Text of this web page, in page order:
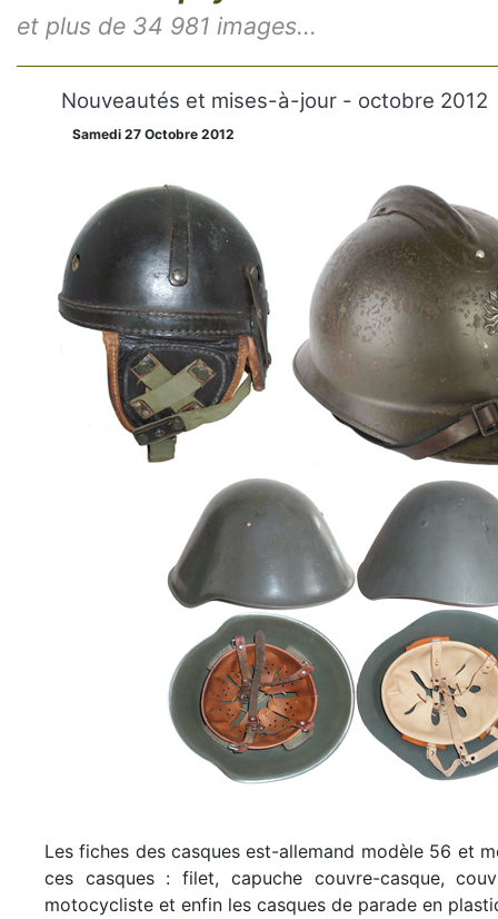
et plus de 34 981 images...
Nouveautés et mises-à-jour - octobre 2012
Samedi 27 Octobre 2012
Les fiches des casques est-allemand modèle 56 et
ces casques : filet, capuche couvre-casque,
motocycliste et enfin les casques de parade en